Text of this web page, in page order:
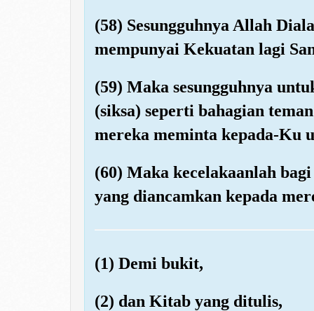
(58) Sesungguhnya Allah
mempunyai Kekuatan lagi
(59) Maka sesungguhnya
(siksa) seperti bahagian
mereka meminta kepada-Ku
(60) Maka kecelakaanlah
yang diancamkan kepada
(1) Demi bukit,
(2) dan Kitab yang ditulis,